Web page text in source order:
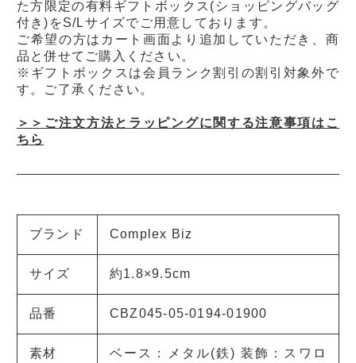
た方限定の有料ギフトボックス(ショッピングバッグ
付き)をS/Lサイズでご用意しております。
ご希望の方はカート画面より追加していただき、商
品と併せてご購入ください。
※ギフトボックスは会員ランク割引の割引対象外で
す。ご了承ください。
＞＞ご注文方法とラッピングに関する注意事項はこ
ちら
ブランド Complex Biz
サイズ 約1.8×9.5cm
品番 CBZ045-05-0194-01900
素材
ベース：メタル(鉄) 装飾：スワロ